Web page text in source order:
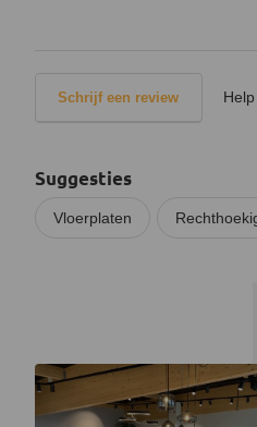
Schrijf een review
Suggesties
Vloerplaten